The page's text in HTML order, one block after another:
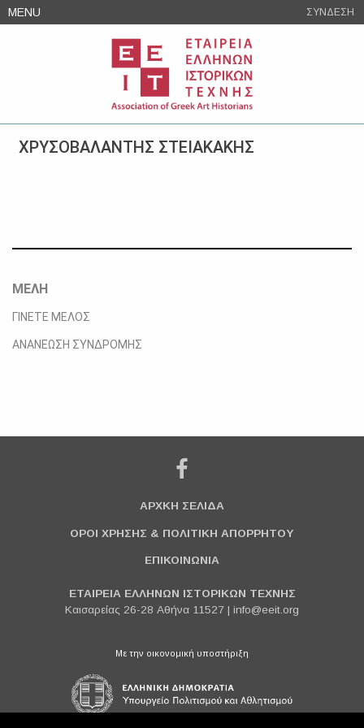
Skip
to
MENU ΣΥΝΔΕΣΗ
ΧΡΥΣΟΒΑΛΑΝΤΗΣ ΣΤΕΙΑΚΑΚΗΣ
ΜΕΛΗ
ΓΙΝΕΤΕ ΜΕΛΟΣ
ΑΝΑΝΕΩΣΗ ΣΥΝΔΡΟΜΗΣ
ΑΡΧΚΗ ΣΕΛΙΔΑ
ΟΡΟΙ ΧΡΗΣΗΣ & ΠΟΛΙΤΙΚΗ ΑΠΟΡΡΗΤΟΥ
ΕΠΙΚΟΙΝΩΝΙΑ
ΕΤΑΙΡΕΙΑ ΕΛΛΗΝΩΝ ΙΣΤΟΡΙΚΩΝ ΤΕΧΝΗΣ
Καισαρείας 26-28 Αθήνα 11527 | info@eeit.org
Με την οικονομική υποστήριξη